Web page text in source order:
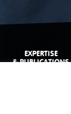
EXPERTISE
& PUBLICATIONS